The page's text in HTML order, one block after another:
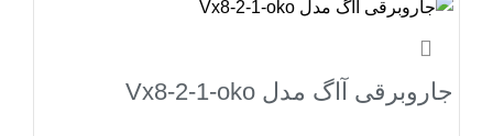
جاروبرقی آاگ مدل Vx8-2-1-oko